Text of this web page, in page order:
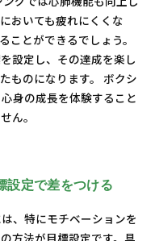
おいても疲れにくくな
ことができるでしょう。
設定し、その達成を楽し
ものになります。 ボクシ
身の成長を体験すること
ん。
設定で差をつける
、特にモチベーションを
方法が目標設定です。具